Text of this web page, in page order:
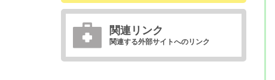
関連リンク
関連する外部サイトへのリンク